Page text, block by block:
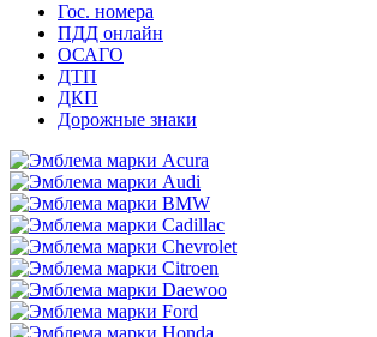
Гос. номера
ПДД онлайн
ОСАГО
ДТП
ДКП
Дорожные знаки